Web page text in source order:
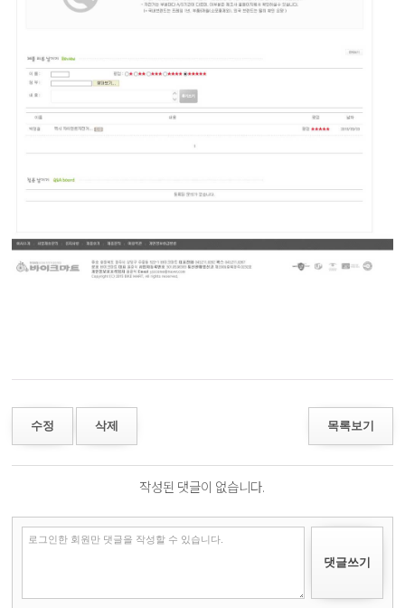
수정 삭제 목록보기
작성된 댓글이 없습니다.